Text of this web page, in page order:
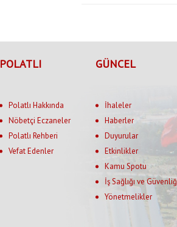
POLATLI
Polatlı Hakkında
Nöbetçi Eczaneler
Polatlı Rehberi
Vefat Edenler
GÜNCEL
İhaleler
Haberler
Duyurular
Etkinlikler
Kamu Spotu
İş Sağlığı ve
Yönetmelikler